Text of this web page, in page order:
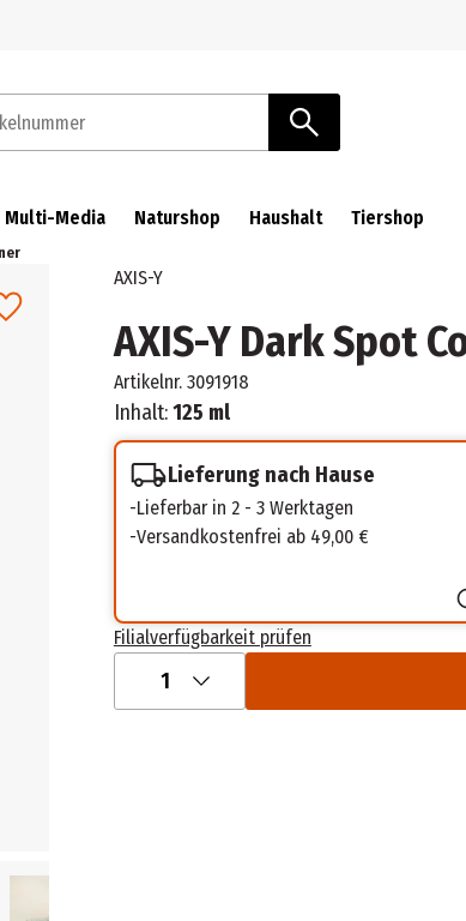
Multi-Media Naturshop Haushalt Tiershop
AXIS-Y
AXIS-Y Dark Spot
Artikelnr. 3091918
Inhalt:125 ml
Lieferung nach Hause
Lieferbar in 2 - 3 Werktagen
Versandkostenfrei ab 49,00 €
Filialverfügbarkeit prüfen
1